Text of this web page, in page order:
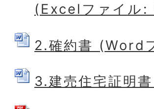
(Excelファイル:
2.確約書 (Word
3.建売住宅証明